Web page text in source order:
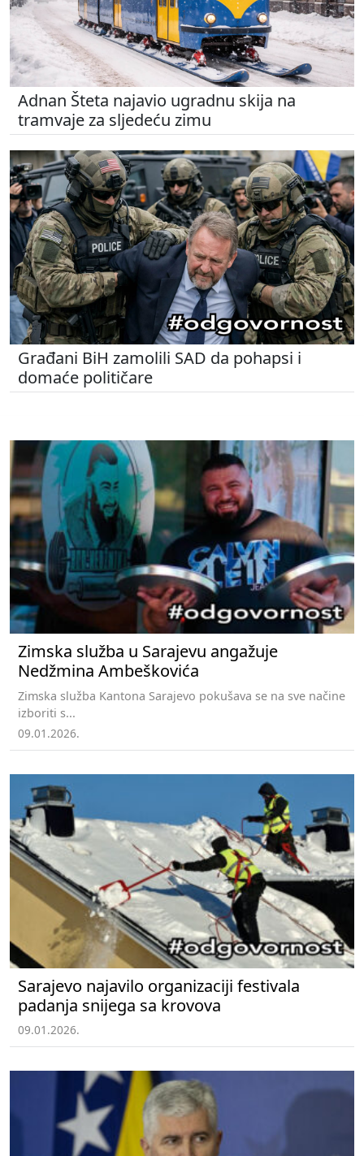
Adnan Šteta najavio ugradnu skija na
tramvaje za sljedeću zimu
Građani BiH zamolili SAD da pohapsi i
domaće političare
Zimska služba u Sarajevu angažuje
Nedžmina Ambeškovića
Zimska služba Kantona Sarajevo pokušava se na sve načine
izboriti s...
09.01.2026.
Sarajevo najavilo organizaciji festivala
padanja snijega sa krovova
09.01.2026.